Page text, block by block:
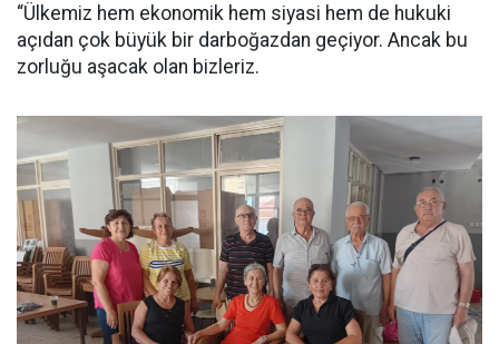
“Ülkemiz hem ekonomik hem siyasi hem de hukuki
açıdan çok büyük bir darboğazdan geçiyor. Ancak bu
zorluğu aşacak olan bizleriz.